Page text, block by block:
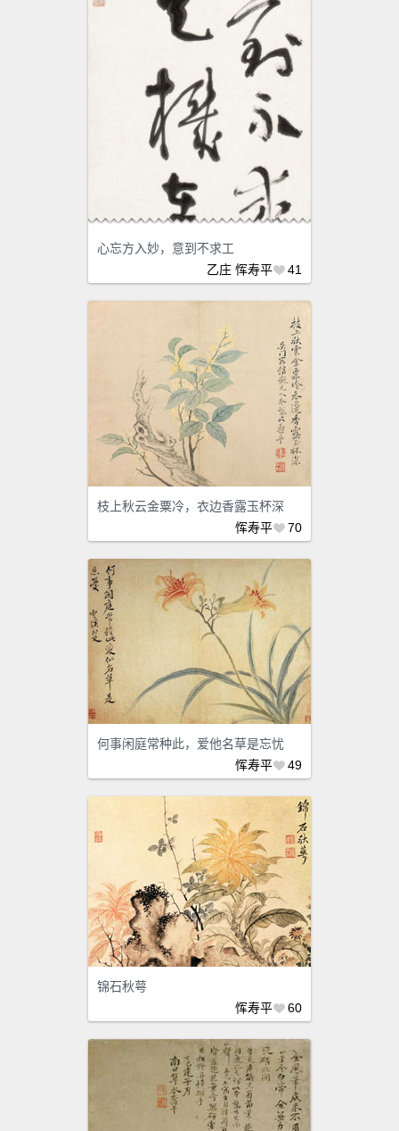
心忘方入妙，意到不求工
乙庄 恽寿平 41
枝上秋云金粟冷，衣边香露玉杯深
恽寿平
70
何事闲庭常种此，爱他名草是忘忧
恽寿平
49
锦石秋萼
恽寿平
60